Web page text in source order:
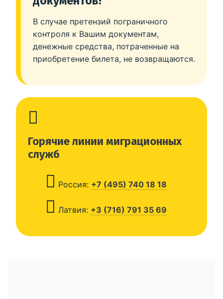
В случае претензий пограничного
контроля к Вашим документам,
денежные средства, потраченные на
приобретение билета, не возвращаются.
Горячие линии миграционных
служб
Россия: +7 (495) 740 18 18
Латвия: +3 (716) 791 35 69